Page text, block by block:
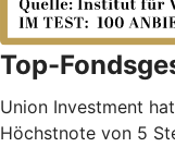
Top-
Union Investment
Höchstnote von 5